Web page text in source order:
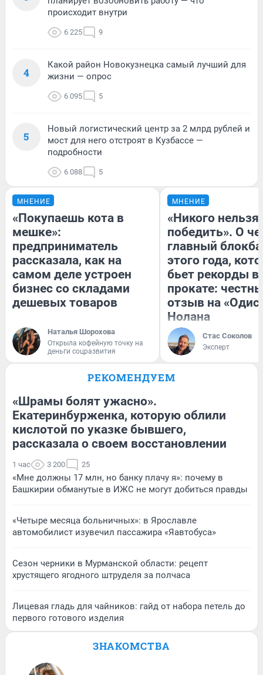
происходит внутри
6 225 9
4
Какой район Новокузнецка самый лучший для
жизни — опрос
6 095 5
5
Новый логистический центр за 2 млрд рублей и
мост для него отстроят в Кузбассе —
подробности
6 088 5
МНЕНИЕ
«Покупаешь кота в
мешке»:
предприниматель
рассказала, как на
самом деле устроен
бизнес со складами
дешевых товаров
Наталья Шорохова
Открыла кофейную точку на
деньги соцразвития
МНЕНИЕ
«Никого нельзя
победить». О
главный
этого года,
бьет рекорды в
прокате:
отзыв на
Нолана
Стас Соколов
Эксперт
РЕКОМЕНДУЕМ
«Шрамы болят ужасно».
Екатеринбурженка, которую облили
кислотой по указке бывшего,
рассказала о своем восстановлении
1 час 3 200 25
«Мне должны 17 млн, но банку плачу я»: почему в
Башкирии обманутые в ИЖС не могут добиться правды
«Четыре месяца больничных»: в Ярославле
автомобилист изувечил пассажира «Яавтобуса»
Сезон черники в Мурманской области: рецепт
хрустящего ягодного штруделя за полчаса
Лицевая гладь для чайников: гайд от набора петель до
первого готового изделия
ЗНАКОМСТВА